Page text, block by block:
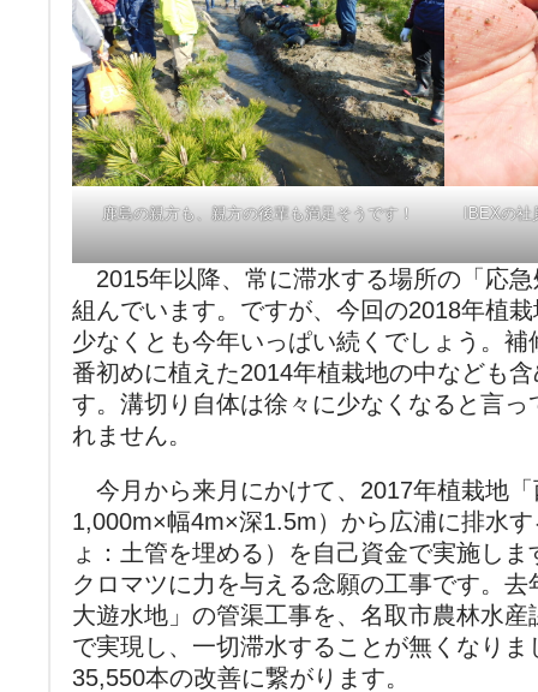
鹿島の親方も、親方の後輩も満足そうです！ IBEXの
2015年以降、常に滞水する場所の「応
組んでいます。ですが、今回の2018年植
少なくとも今年いっぱい続くでしょう。
番初めに植えた2014年植栽地の中なども
す。溝切り自体は徐々に少なくなると言
れません。
今月から来月にかけて、2017年植栽地
1,000m×幅4m×深1.5m）から広浦に排水
ょ：土管を埋める）を自己資金で実施し
クロマツに力を与える念願の工事です。
大遊水地」の管渠工事を、名取市農林水
で実現し、一切滞水することが無くなり
35,550本の改善に繋がります。